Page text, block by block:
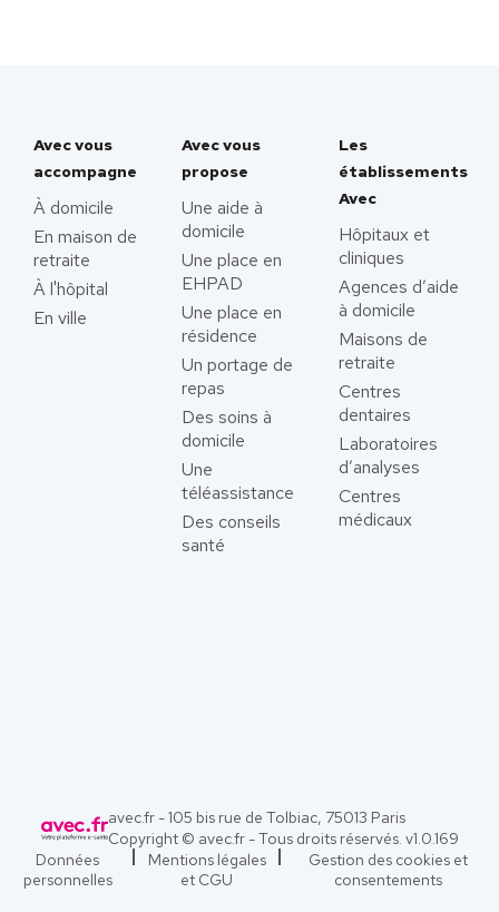
Avec vous
accompagne
À domicile
En maison de
retraite
À l'hôpital
En ville
Avec vous
propose
Une aide à
domicile
Une place en
EHPAD
Une place en
résidence
Un portage de
repas
Des soins à
domicile
Une
téléassistance
Des conseils
santé
Les
établissements
Avec
Hôpitaux et
cliniques
Agences d’aide
à domicile
Maisons de
retraite
Centres
dentaires
Laboratoires
d’analyses
Centres
médicaux
avec.fr - 105 bis rue de Tolbiac, 75013 Paris
Copyright © avec.fr - Tous droits réservés. v1.0.169
Données
personnelles
Mentions légales
et CGU
Gestion des cookies et
consentements